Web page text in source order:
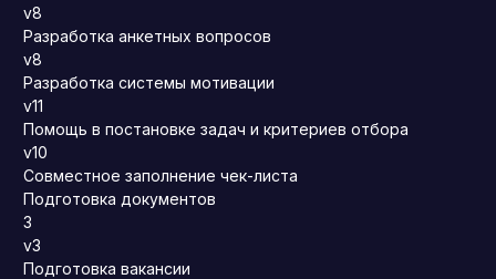
v8
Разработка анкетных вопросов
v8
Разработка системы мотивации
v11
Помощь в постановке задач и критериев отбора
v10
Совместное заполнение чек-листа
Подготовка документов
3
v3
Подготовка вакансии